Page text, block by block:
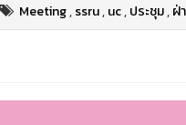
Meeting,ssru,uc,ประชุม,ฝ่